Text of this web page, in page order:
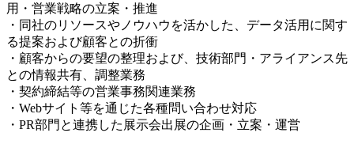
用・営業戦略の立案・推進
・同社のリソースやノウハウを活かした、データ活用に関す
る提案および顧客との折衝
・顧客からの要望の整理および、技術部門・アライアンス先
との情報共有、調整業務
・契約締結等の営業事務関連業務
・Webサイト等を通じた各種問い合わせ対応
・PR部門と連携した展示会出展の企画・立案・運営